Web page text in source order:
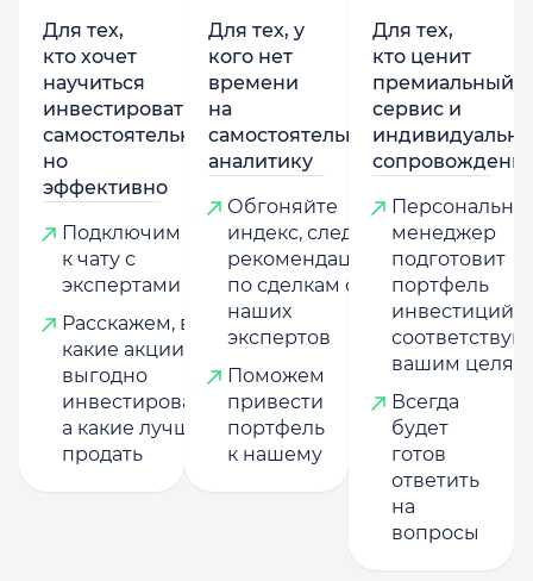
Для тех,
кто хочет
научиться
инвестировать
самостоятельно,
но
эффективно
Подключим
к чату с
экспертами
Расскажем, в
какие акции
выгодно
инвестировать,
а какие лучше
продать
Для тех, у
кого нет
времени
на
самостоятельную
аналитику
Обгоняйте
индекс, следуя
рекомендациям
по сделкам от
наших
экспертов
Поможем
привести
портфель
к нашему
Для тех,
кто ценит
премиальный
сервис и
менеджер
подготовит
портфель
инвестиций,
вашим целям
Всегда
будет
готов
ответить
на
вопросы